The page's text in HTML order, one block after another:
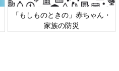
「もしものときの」赤ちゃん・
家族の防災